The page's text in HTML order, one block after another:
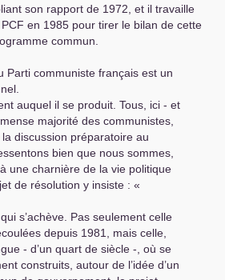
son rapport de 1972, et il travaille
PCF en 1985 pour tirer le bilan de cette
commun.
Parti communiste français est un
auquel il se produit. Tous, ici - et
majorité des communistes,
la dis­cussion préparatoire au
bien que nous sommes,
une charnière de la vie politique
de résolution y insiste : «
s’achève. Pas seulement celle
depuis 1981, mais celle,
- d’un quart de siècle -, où se
construits, autour de l’idée d’un